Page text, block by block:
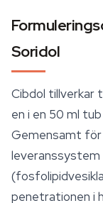
Soridol
Cibdol tillverkar
en i en 50 ml
Gemensamt
leveranssystem
penetrationen i